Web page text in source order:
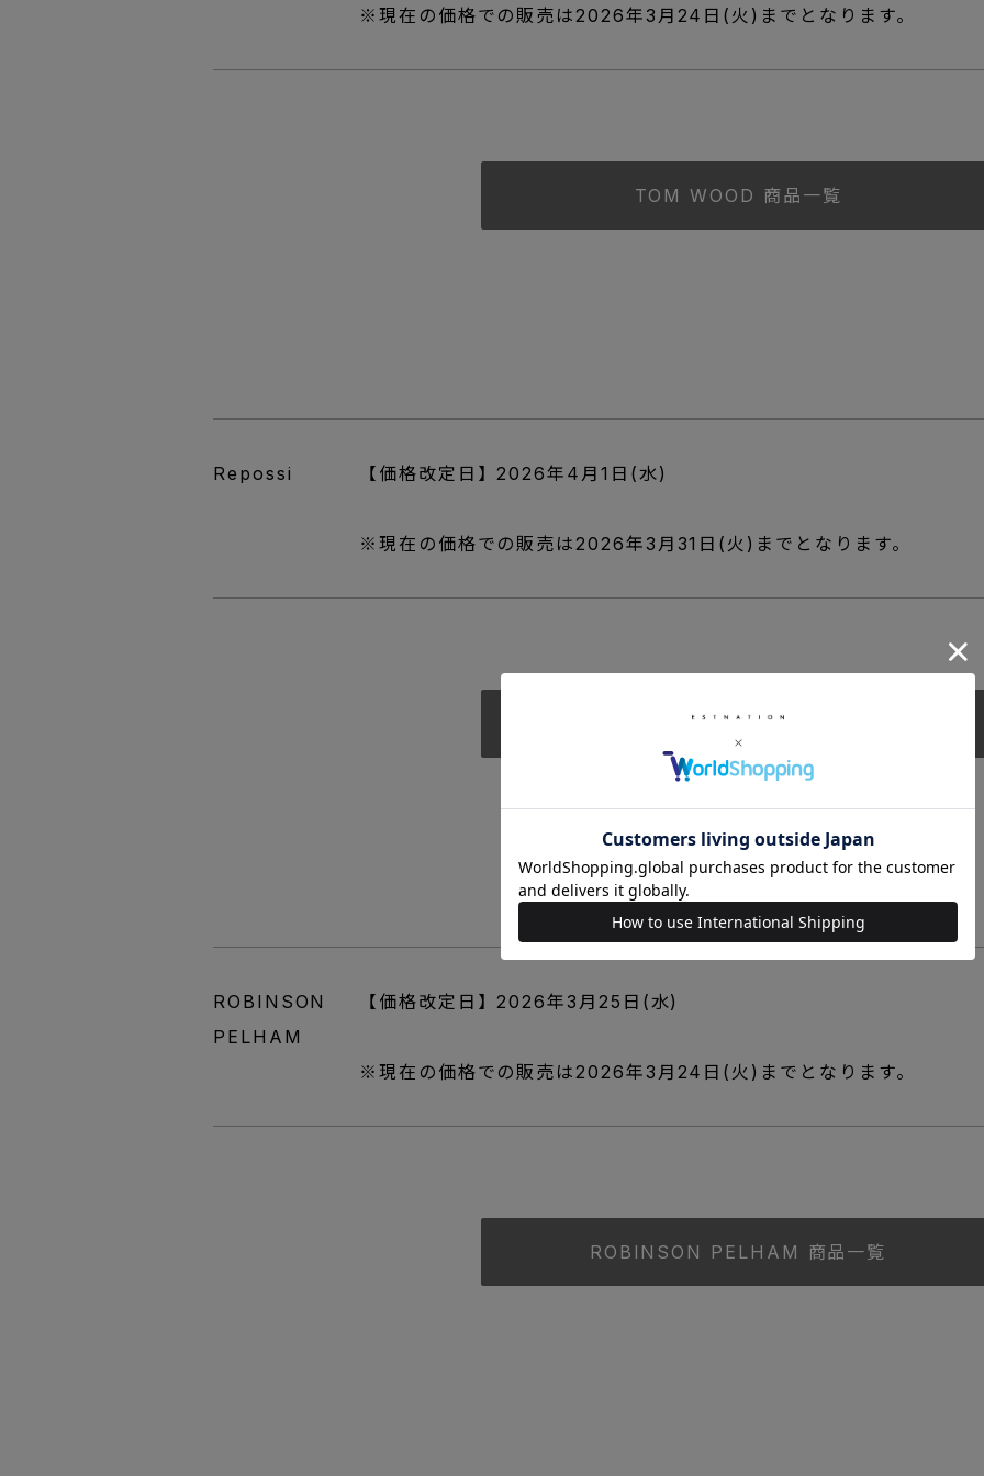
※現在の価格での販売は2026年3月24日(火)までとなります。
TOM WOOD 商品一覧
Repossi 【価格改定日】2026年4月1日(水)
※現在の価格での販売は2026年3月31日(火)までとなります。
Repossi 商品一覧
ROBINSON
PELHAM
【価格改定日】2026年3月25日(水)
※現在の価格での販売は2026年3月24日(火)までとなります。
ROBINSON PELHAM 商品一覧